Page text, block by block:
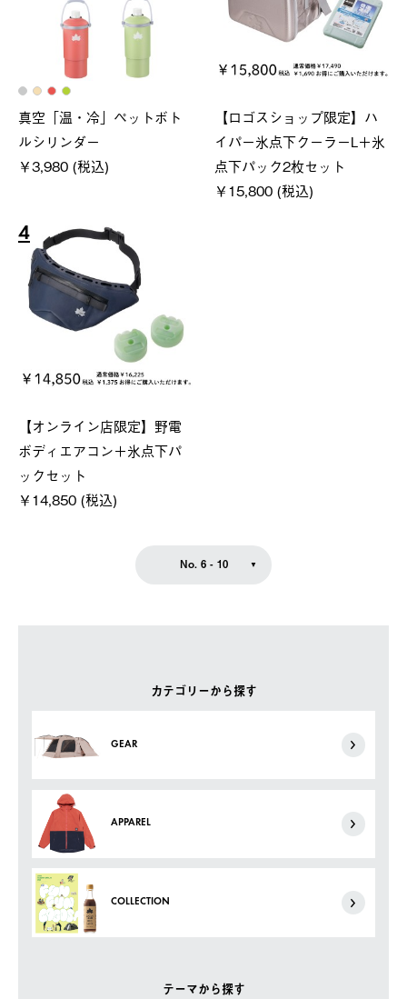
カテゴリーから探す
GEAR
APPAREL
COLLECTION
テーマから探す
真空「温・冷」ペットボト
ルシリンダー
￥3,980 (税込)
【ロゴスショップ限定】ハ
イパー氷点下クーラーL＋氷
点下パック2枚セット
￥15,800 (税込)
4
【オンライン店限定】野電
ボディエアコン＋氷点下パ
ックセット
￥14,850 (税込)
No. 6 - 10